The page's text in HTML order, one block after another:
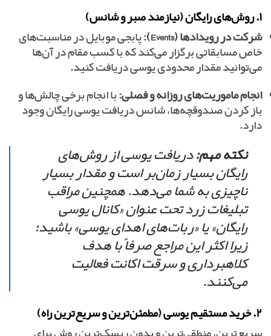
۱. روش‌های رایگان (نیازمند صبر و شانس)
شرکت در رویدادها (Events):
پابجی موبایل در مناسبت‌های
خاص مسابقاتی برگزار می‌کند که با کسب مقام در آن‌ها
می‌توانید مقدار محدودی یوسی دریافت کنید.
انجام ماموریت‌های روزانه و فصلی:با انجام برخی چالش‌ها و
باز کردن صندوقچه‌ها، شانس دریافت یوسی رایگان وجود
دارد.
نکته مهم:دریافت یوسی از روش‌های
رایگان بسیار زمان‌بر است و مقدار بسیار
ناچیزی به شما می‌دهد. همچنین مراقب
تبلیغات زرد تحت عنوان «کانال یوسی
رایگان» یا «ربات‌های اهدای یوسی» باشید؛
زیرا اکثر این مراجع صرفاً با هدف
کلاهبرداری و سرقت اکانت فعالیت
می‌کنند.
۲. خرید مستقیم یوسی (مطمئن‌ترین و سریع‌ترین راه)